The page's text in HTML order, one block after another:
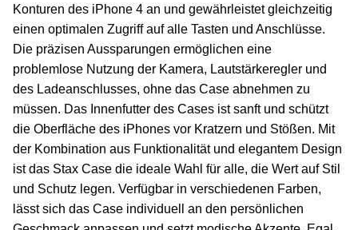
Konturen des iPhone 4 an und gewährleistet gleichzeitig
einen optimalen Zugriff auf alle Tasten und Anschlüsse.
Die präzisen Aussparungen ermöglichen eine
problemlose Nutzung der Kamera, Lautstärkeregler und
des Ladeanschlusses, ohne das Case abnehmen zu
müssen. Das Innenfutter des Cases ist sanft und schützt
die Oberfläche des iPhones vor Kratzern und Stößen. Mit
der Kombination aus Funktionalität und elegantem Design
ist das Stax Case die ideale Wahl für alle, die Wert auf Stil
und Schutz legen. Verfügbar in verschiedenen Farben,
lässt sich das Case individuell an den persönlichen